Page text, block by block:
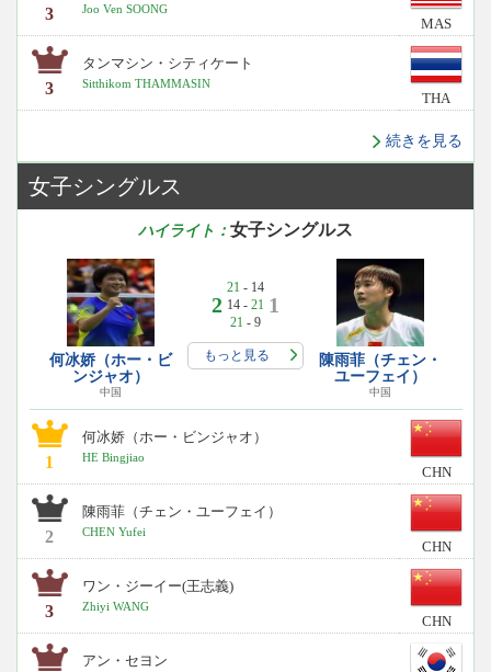
3 Joo Ven SOONG
MAS
3
タンマシン・シティケート
Sitthikom THAMMASIN
THA
続きを見る
女子シングルス
ハイライト： 女子シングルス
何冰娇（ホー・ビ
ンジャオ）
中国
2
21 - 14
14 - 21
21 - 9
1
もっと見る
陳雨菲（チェン・
ユーフェイ）
中国
1
何冰娇（ホー・ビンジャオ）
HE Bingjiao
CHN
2
陳雨菲（チェン・ユーフェイ）
CHEN Yufei
CHN
3
ワン・ジーイー(王志義)
Zhiyi WANG
CHN
アン・セヨン